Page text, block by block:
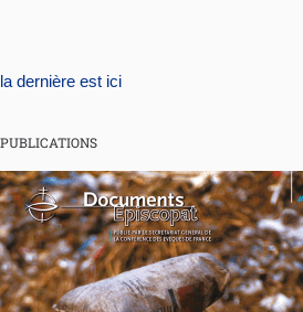
la dernière est ici
PUBLICATIONS